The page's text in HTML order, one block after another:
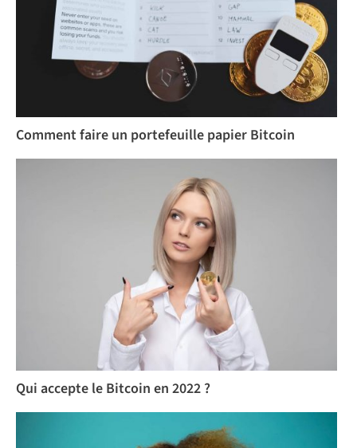
Comment faire un portefeuille papier Bitcoin
Qui accepte le Bitcoin en 2022 ?